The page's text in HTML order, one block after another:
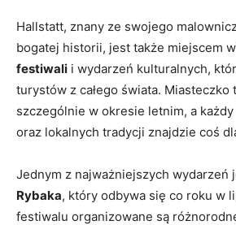
Hallstatt, ⁢znany ze swojego
bogatej historii, jest także miejscem
festiwali i wydarzeń kulturalnych,
turystów ​z całego świata. Miasteczko‍
szczególnie w okresie letnim, a
oraz lokalnych tradycji znajdzie coś
Jednym z najważniejszych wydarzeń
Rybaka, który odbywa‍ się co ​roku w⁢
festiwalu ‍organizowane są